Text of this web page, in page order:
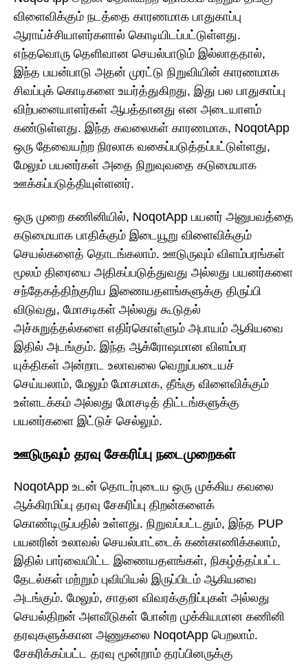
விளைவிக்கும் நடத்தை காரணமாக பாதுகாப்பு
ஆராய்ச்சியாளர்களால் கொடியிடப்பட்டுள்ளது.
எந்தவொரு தெளிவான செயல்பாடும் இல்லாததால்,
இந்த பயன்பாடு அதன் முரட்டு நிறுவியின் காரணமாக
சிவப்புக் கொடிகளை உயர்த்துகிறது, இது பல பாதுகாப்பு
விற்பனையாளர்கள் ஆபத்தானது என அடையாளம்
கண்டுள்ளது. இந்த கவலைகள் காரணமாக, NoqotApp
ஒரு தேவையற்ற நிரலாக வகைப்படுத்தப்பட்டுள்ளது,
மேலும் பயனர்கள் அதை நிறுவுவதை கடுமையாக
ஊக்கப்படுத்தியுள்ளனர்.
ஒரு முறை கணினியில், NoqotApp பயனர் அனுபவத்தை
கடுமையாக பாதிக்கும் இடையூறு விளைவிக்கும்
செயல்களைத் தொடங்கலாம். ஊடுருவும் விளம்பரங்கள்
மூலம் திரையை அதிகப்படுத்துவது அல்லது பயனர்களை
சந்தேகத்திற்குரிய இணையதளங்களுக்கு திருப்பி
விடுவது, மோசடிகள் அல்லது கூடுதல்
அச்சுறுத்தல்களை எதிர்கொள்ளும் அபாயம் ஆகியவை
இதில் அடங்கும். இந்த ஆக்ரோஷமான விளம்பர
யுக்திகள் அன்றாட உலாவலை வெறுப்படையச்
செய்யலாம், மேலும் மோசமாக, தீங்கு விளைவிக்கும்
உள்ளடக்கம் அல்லது மோசடித் திட்டங்களுக்கு
பயனர்களை இட்டுச் செல்லும்.
ஊடுருவும் தரவு சேகரிப்பு நடைமுறைகள்
NoqotApp உடன் தொடர்புடைய ஒரு முக்கிய கவலை
ஆக்கிரமிப்பு தரவு சேகரிப்பு திறன்களைக்
கொண்டிருப்பதில் உள்ளது. நிறுவப்பட்டதும், இந்த PUP
பயனரின் உலாவல் செயல்பாட்டைக் கண்காணிக்கலாம்,
இதில் பார்வையிட்ட இணையதளங்கள், நிகழ்த்தப்பட்ட
தேடல்கள் மற்றும் புவியியல் இருப்பிடம் ஆகியவை
அடங்கும். மேலும், சாதன விவரக்குறிப்புகள் அல்லது
செயல்திறன் அளவீடுகள் போன்ற முக்கியமான கணினி
தரவுகளுக்கான அணுகலை NoqotApp பெறலாம்.
சேகரிக்கப்பட்ட தரவு மூன்றாம் தரப்பினருக்கு